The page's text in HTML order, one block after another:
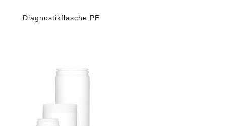
Diagnostikflasche PE